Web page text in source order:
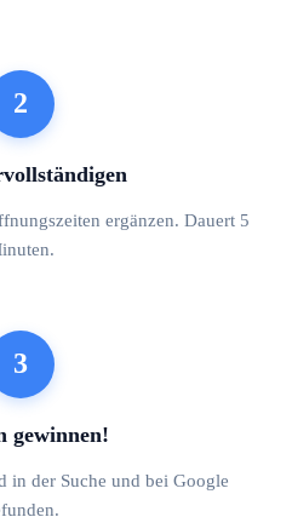
2
ergänzen. Dauert 5
3
gewinnen!
der Suche und bei Google